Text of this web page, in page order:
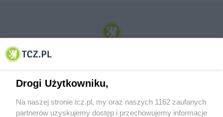
© 2001-2026 Tczew - TCZ.PL Sp. z o.o. Internetowy Serwis Informacyjny Miasta
Drogi Użytkowniku,
Na naszej stronie tcz.pl, my oraz naszych 1162 zaufanych
partnerów uzyskujemy dostęp i przechowujemy informacje